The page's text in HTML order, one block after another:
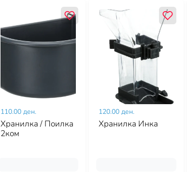
110.00 ден.
Хранилка / Поилка
2ком
120.00 ден.
Хранилка Инка